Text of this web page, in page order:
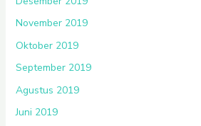
November 2019
Oktober 2019
September 2019
Agustus 2019
Juni 2019